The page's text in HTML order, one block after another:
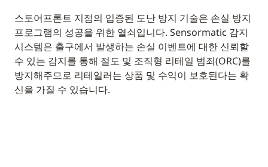
스토어프론트 지점의 입증된 도난 방지 기술은 손실 방지
프로그램의 성공을 위한 열쇠입니다. Sensormatic 감지
시스템은 출구에서 발생하는 손실 이벤트에 대한 신뢰할
수 있는 감지를 통해 절도 및 조직형 리테일 범죄(ORC)를
방지해주므로 리테일러는 상품 및 수익이 보호된다는 확
신을 가질 수 있습니다.